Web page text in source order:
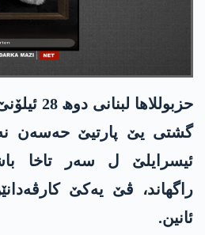
گشتی یێ پارتیێ حەسەن
ئیسرایلێ ل سەر تاخا
راگھاند، ڤێ یەکێ
ئانین.